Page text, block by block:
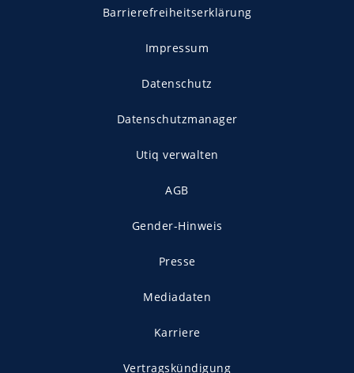
Barrierefreiheitserklärung
Impressum
Datenschutz
Datenschutzmanager
Utiq verwalten
AGB
Gender-Hinweis
Presse
Mediadaten
Karriere
Vertragskündigung